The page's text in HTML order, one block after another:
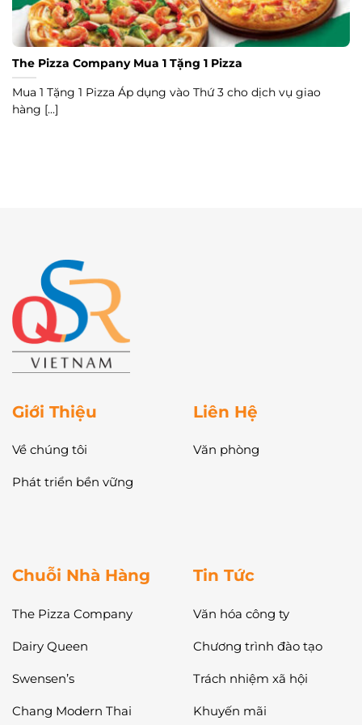
The Pizza Company Mua 1 Tặng 1 Pizza
Mua 1 Tặng 1 Pizza Áp dụng vào Thứ 3 cho dịch vụ giao
hàng [...]
Giới Thiệu
Về chúng tôi
Phát triển bền vững
Liên Hệ
Văn phòng
Chuỗi Nhà Hàng
The Pizza Company
Dairy Queen
Swensen’s
Chang Modern Thai
Tin Tức
Văn hóa công ty
Chương trình đào tạo
Trách nhiệm xã hội
Khuyến mãi